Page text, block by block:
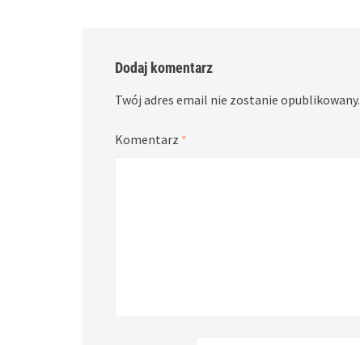
Dodaj komentarz
Twój adres email nie zostanie opublikowany.
Komentarz *